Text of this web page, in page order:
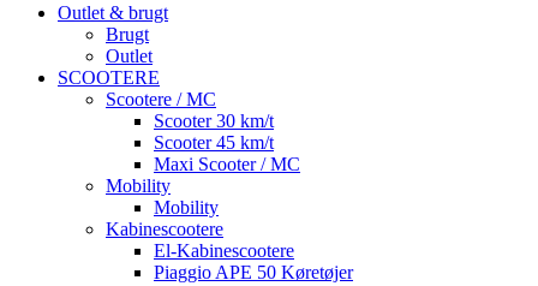
Outlet & brugt
Brugt
Outlet
SCOOTERE
Scootere / MC
Scooter 30 km/t
Scooter 45 km/t
Maxi Scooter / MC
Mobility
Mobility
Kabinescootere
El-Kabinescootere
Piaggio APE 50 Køretøjer